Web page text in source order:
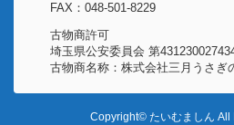
FAX：048-501-8229
古物商許可
埼玉県公安委員会 第
古物商名称：株式会社三月うさぎ
Copyright© たいむましん All